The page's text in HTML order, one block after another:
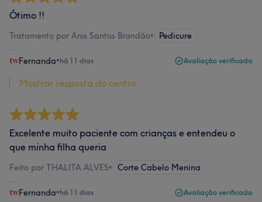
Ótimo !!
Tratamento por Ana Santos Brandão• Pedicure
Fernanda•há 11 dias Avaliação verificada
Mostrar resposta do centro...
Excelente muito paciente com crianças e entendeu o
que minha filha queria
Feito por THALITA ALVES• Corte Cabelo Menina
Fernanda•há 11 dias Avaliação verificada